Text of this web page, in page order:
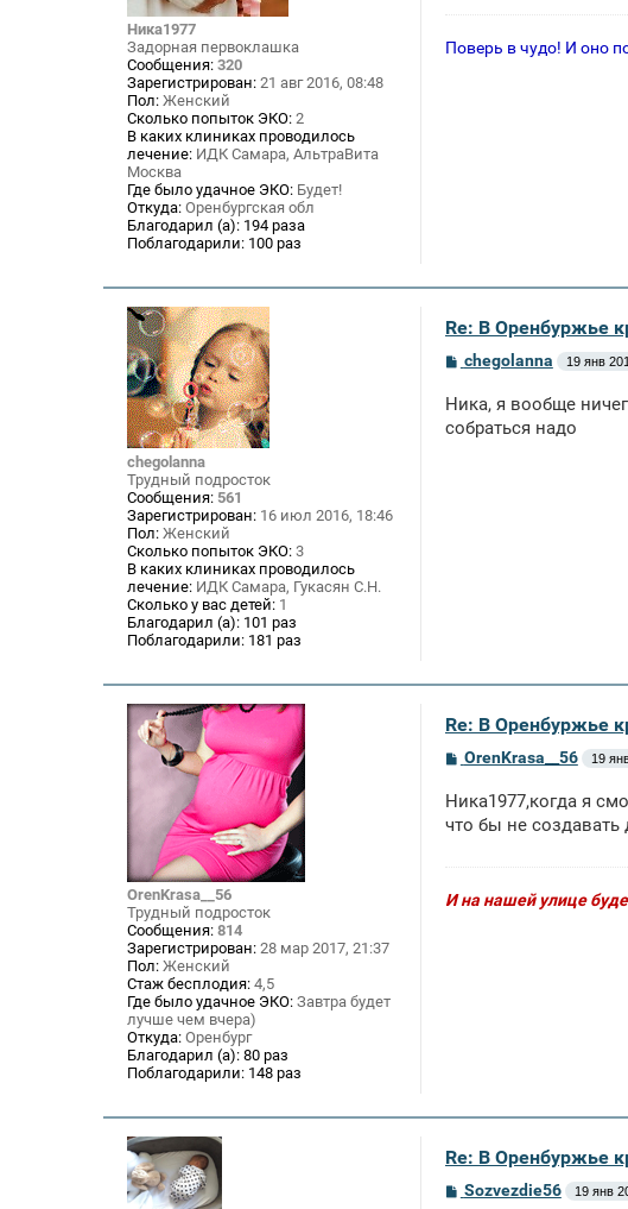
Ника1977
Задорная первоклашка
Сообщения: 320
Зарегистрирован: 21 авг 2016, 08:48
Пол: Женский
Сколько попыток ЭКО: 2
В каких клиниках проводилось
лечение: ИДК Самара, АльтраВита
Москва
Где было удачное ЭКО: Будет!
Откуда: Оренбургская обл
Благодарил (а): 194 раза
Поблагодарили: 100 раз
Поверь в чудо! И оно
chegolanna
Трудный подросток
Сообщения: 561
Зарегистрирован: 16 июл 2016, 18:46
Пол: Женский
Сколько попыток ЭКО: 3
В каких клиниках проводилось
лечение: ИДК Самара, Гукасян С.Н.
Сколько у вас детей: 1
Благодарил (а): 101 раз
Поблагодарили: 181 раз
Re: В Оренбуржье
С
б
щ
chegolanna 19 янв
Ника, я вообще
собраться надо
OrenKrasa__56
Трудный подросток
Сообщения: 814
Зарегистрирован: 28 мар 2017, 21:37
Пол: Женский
Стаж бесплодия: 4,5
Где было удачное ЭКО: Завтра будет
лучше чем вчера)
Откуда: Оренбург
Благодарил (а): 80 раз
Поблагодарили: 148 раз
Re: В Оренбуржье
С
б
щ
OrenKrasa__56 19
Ника1977,когда я
что бы не создавать
И на нашей улице
Re: В Оренбуржье
СSozvezdie56 19 янв